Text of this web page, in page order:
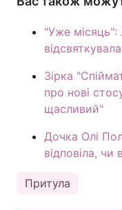
"Уже місяць":
Зірка
про нові
щасливий"
Дочка Олі
відповіла, чи
Притула